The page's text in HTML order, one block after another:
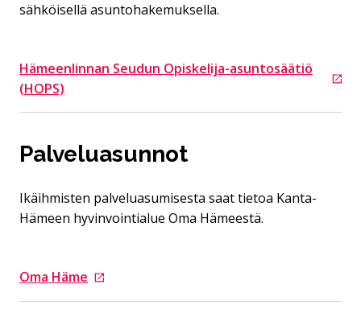
sähköisellä asuntohakemuksella.
Hämeenlinnan Seudun Opiskelija-asuntosäätiö
(HOPS)
Siirtyy ulkoiselle sivustolle
Palveluasunnot
Ikäihmisten palveluasumisesta saat tietoa Kanta-
Hämeen hyvinvointialue Oma Hämeestä.
Oma Häme
Siirtyy ulkoiselle sivustolle